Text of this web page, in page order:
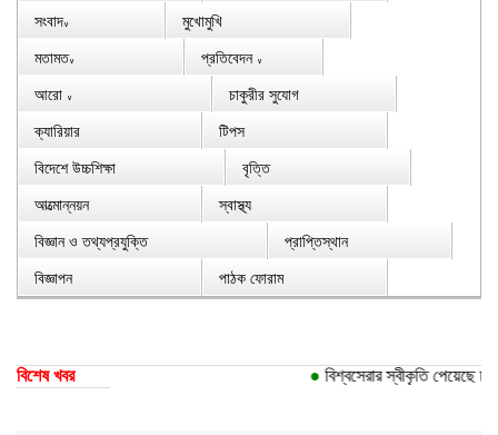
সংবাদ∨
মুখোমুখি
মতামত∨ প্রতিবেদন ∨
আরো ∨
চাকুরীর সুযোগ
ক্যারিয়ার
টিপস
বিদেশে উচ্চশিক্ষা
বৃত্তি
আত্মোন্নয়ন
স্বাস্থ্য
বিজ্ঞান ও তথ্যপ্রযুক্তি
প্রাপ্তিস্থান
বিজ্ঞাপন
পাঠক ফোরাম
বিশেষ খবর ●বিশ্বসেরার স্বীকৃতি পেয়েছে